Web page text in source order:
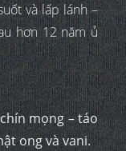
và lấp lánh –
hơn 12 năm ủ
mọng – táo
ong và vani.